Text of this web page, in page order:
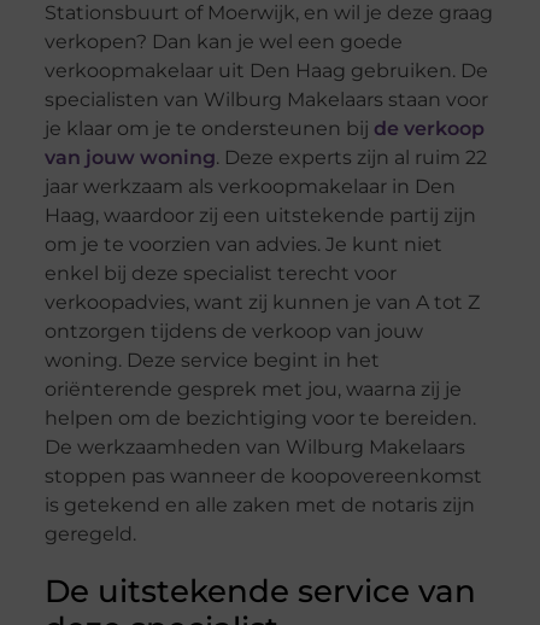
Stationsbuurt of Moerwijk, en wil je deze graag
verkopen? Dan kan je wel een goede
verkoopmakelaar uit Den Haag gebruiken. De
specialisten van Wilburg Makelaars staan voor
je klaar om je te ondersteunen bij de verkoop
van jouw woning. Deze experts zijn al ruim 22
jaar werkzaam als verkoopmakelaar in Den
Haag, waardoor zij een uitstekende partij zijn
om je te voorzien van advies. Je kunt niet
enkel bij deze specialist terecht voor
verkoopadvies, want zij kunnen je van A tot Z
ontzorgen tijdens de verkoop van jouw
woning. Deze service begint in het
oriënterende gesprek met jou, waarna zij je
helpen om de bezichtiging voor te bereiden.
De werkzaamheden van Wilburg Makelaars
stoppen pas wanneer de koopovereenkomst
is getekend en alle zaken met de notaris zijn
geregeld.
De uitstekende service van